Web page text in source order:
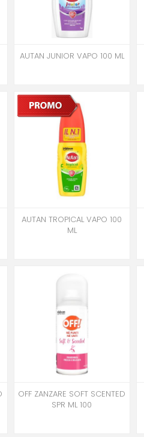
AUTAN JUNIOR VAPO 100 ML
AUTAN TROPICAL VAPO 100
ML
OFF ZANZARE SOFT SCENTED
SPR ML 100